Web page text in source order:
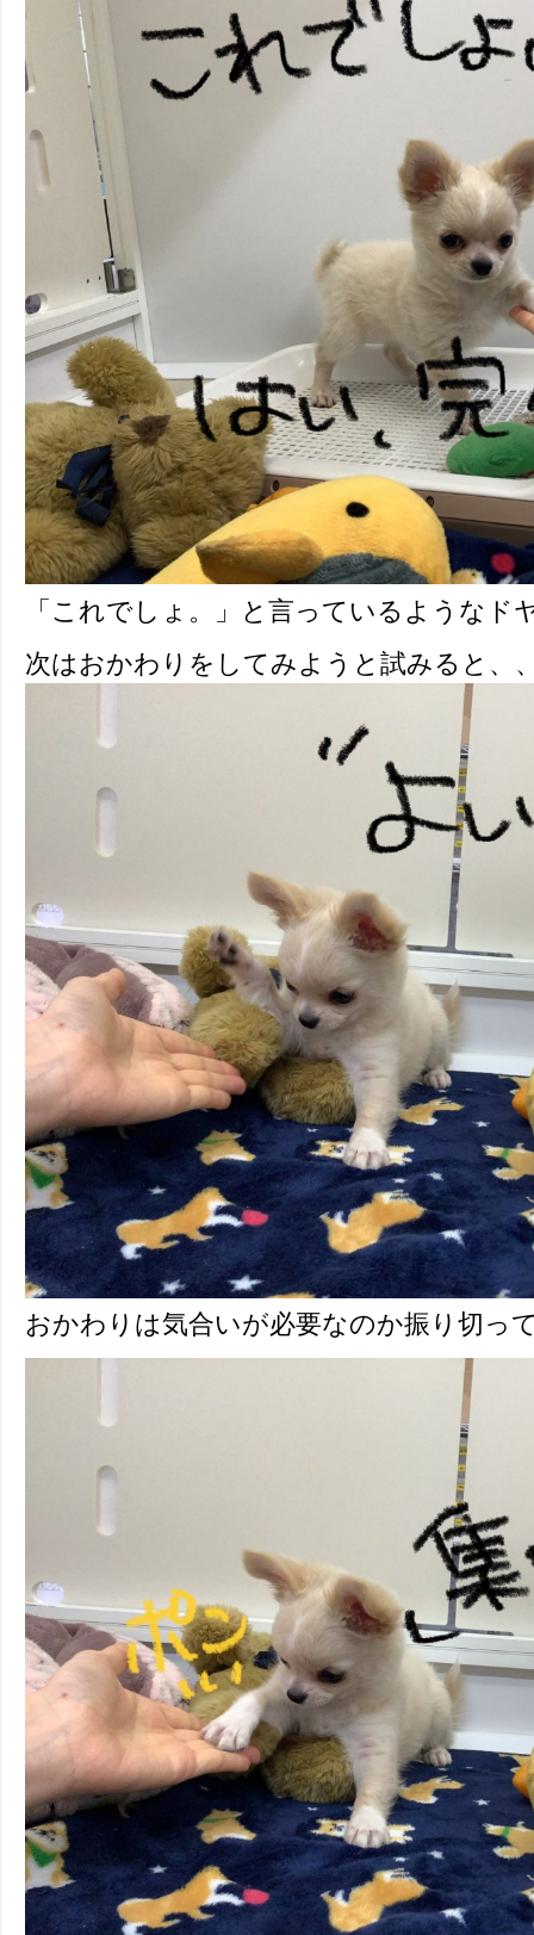
「これでしょ。」と言っているようなド
次はおかわりをしてみようと試みると、
おかわりは気合いが必要なのか振り切っ